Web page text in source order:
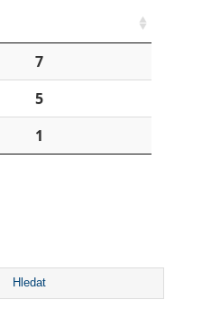
7
5
1
Hledat